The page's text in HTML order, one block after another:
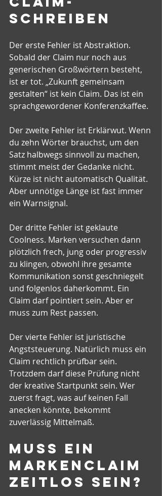
Schreiben
Der erste Fehler ist Abstraktion.
Sobald der Claim nur noch aus
generischen Großwörtern besteht,
ist er tot. „Zukunft gemeinsam
gestalten“ ist kein Claim. Das ist ein
sprachgewordener Konferenzkaffee.
Der zweite Fehler ist Erklärwut. Wenn
du zehn Wörter brauchst, um den
Satz halbwegs sinnvoll zu machen,
stimmt meist der Gedanke nicht.
Kürze ist nicht automatisch Qualität.
Aber unnötige Länge ist fast immer
ein Warnsignal.
Der dritte Fehler ist geklaute
Coolness. Marken versuchen dann
plötzlich frech, jung oder progressiv
zu klingen, obwohl ihre gesamte
Kommunikation sonst geschniegelt
und folgenlos daherkommt. Ein
Claim darf pointiert sein. Aber er
muss zum Rest passen.
Der vierte Fehler ist juristische
Angststeuerung. Natürlich muss ein
Claim rechtlich prüfbar sein.
Trotzdem darf diese Prüfung nicht
der kreative Startpunkt sein. Wer
zuerst fragt, was auf keinen Fall
anecken könnte, bekommt
zuverlässig Mittelmaß.
Muss ein
Markenclaim
zeitlos sein?